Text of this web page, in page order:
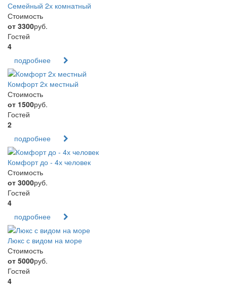
Семейный 2х комнатный
Стоимость
от 3300руб.
Гостей
4
подробнее
Комфорт 2х местный
Стоимость
от 1500руб.
Гостей
2
подробнее
Комфорт до - 4х человек
Стоимость
от 3000руб.
Гостей
4
подробнее
Люкс с видом на море
Стоимость
от 5000руб.
Гостей
4